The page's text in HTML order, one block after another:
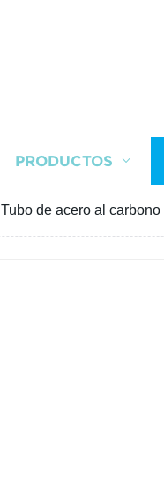
PRODUCTOS
Tubo de acero al